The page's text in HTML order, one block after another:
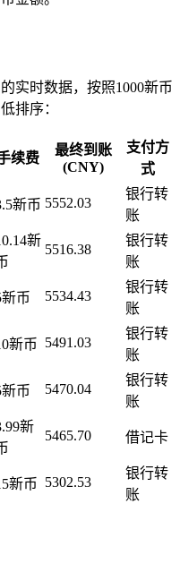
实时数据，按照1000新币
排序：
续费
最终到账
(CNY)
支付方
式
新币 5552.03
银行转
账
新
5516.38
银行转
账
新币 5534.43
银行转
账
新币 5491.03
银行转
账
新币 5470.04
银行转
账
新
5465.70 借记卡
新币 5302.53
银行转
账